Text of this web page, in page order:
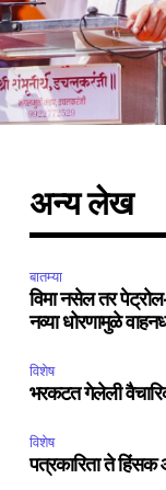
SUBSCRIBE
Privacy Policy
अन्य लेख
बातम्या
विमा नसेल तर पेट्रोल-
नव्या धोरणामुळे
विशेष
भरकटत गेलेली
विशेष
पत्रकारिता ते